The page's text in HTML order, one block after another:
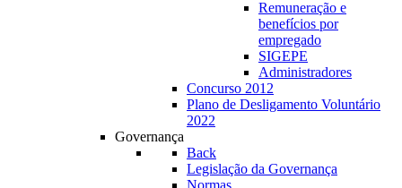
Remuneração e
benefícios por
empregado
SIGEPE
Administradores
Concurso 2012
Plano de Desligamento Voluntário
2022
Governança
Back
Legislação da Governança
Normas